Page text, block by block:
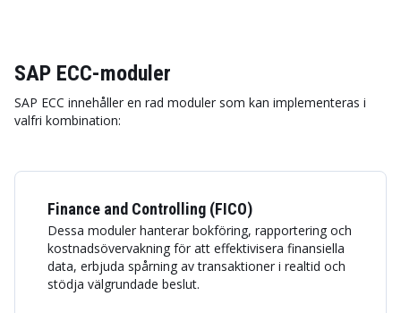
SAP ECC-moduler
SAP ECC innehåller en rad moduler som kan implementeras i
valfri kombination:
Finance and Controlling (FICO)
Dessa moduler hanterar bokföring, rapportering och
kostnadsövervakning för att effektivisera finansiella
data, erbjuda spårning av transaktioner i realtid och
stödja välgrundade beslut.